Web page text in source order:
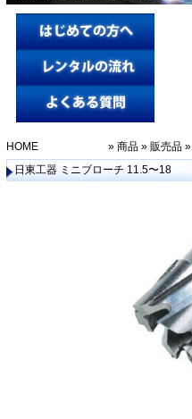
HOME » 商品» 販売品»
日東工器 ミニブローチ 11.5〜18